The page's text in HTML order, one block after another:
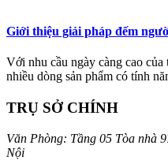
Giới thiệu giải pháp đếm
Với nhu cầu ngày càng cao
nhiều dòng sản phẩm có tính
TRỤ SỞ CHÍNH
Văn Phòng: Tầng 05 Tòa nhà
Nội